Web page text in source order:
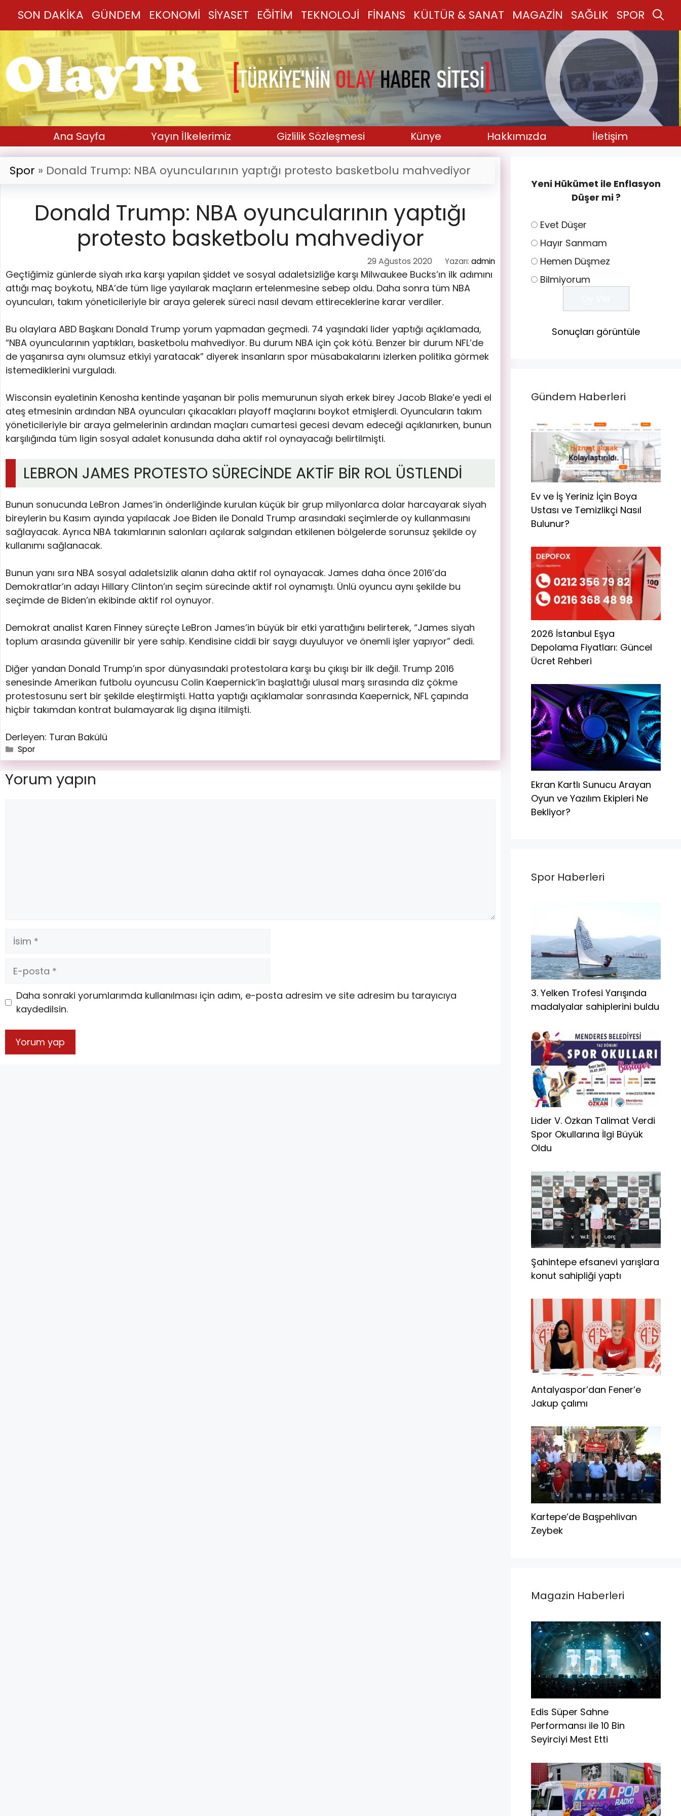
SON DAKİKA GÜNDEM EKONOMİ SİYASET EĞİTİM TEKNOLOJİ FİNANS KÜLTÜR & SANAT MAGAZİN SAĞLIK SPOR
Ana Sayfa Yayın İlkelerimiz Gizlilik Sözleşmesi Künye Hakkımızda İletişim
Spor » Donald Trump: NBA oyuncularının yaptığı protesto basketbolu mahvediyor
Donald Trump: NBA oyuncularının yaptığı
protesto basketbolu mahvediyor
29 Ağustos 2020 Yazarı: admin
Geçtiğimiz günlerde siyah ırka karşı yapılan şiddet ve sosyal adaletsizliğe karşı Milwaukee Bucks’ın ilk adımını
attığı maç boykotu, NBA’de tüm lige yayılarak maçların ertelenmesine sebep oldu. Daha sonra tüm NBA
oyuncuları, takım yöneticileriyle bir araya gelerek süreci nasıl devam ettireceklerine karar verdiler.
Bu olaylara ABD Başkanı Donald Trump yorum yapmadan geçmedi. 74 yaşındaki lider yaptığı açıklamada,
“NBA oyuncularının yaptıkları, basketbolu mahvediyor. Bu durum NBA için çok kötü. Benzer bir durum NFL’de
de yaşanırsa aynı olumsuz etkiyi yaratacak” diyerek insanların spor müsabakalarını izlerken politika görmek
istemediklerini vurguladı.
Wisconsin eyaletinin Kenosha kentinde yaşanan bir polis memurunun siyah erkek birey Jacob Blake’e yedi el
ateş etmesinin ardından NBA oyuncuları çıkacakları playoff maçlarını boykot etmişlerdi. Oyuncuların takım
yöneticileriyle bir araya gelmelerinin ardından maçları cumartesi gecesi devam edeceği açıklanırken, bunun
karşılığında tüm ligin sosyal adalet konusunda daha aktif rol oynayacağı belirtilmişti.
LEBRON JAMES PROTESTO SÜRECİNDE AKTİF BİR ROL ÜSTLENDİ
Bunun sonucunda LeBron James’in önderliğinde kurulan küçük bir grup milyonlarca dolar harcayarak siyah
bireylerin bu Kasım ayında yapılacak Joe Biden ile Donald Trump arasındaki seçimlerde oy kullanmasını
sağlayacak. Ayrıca NBA takımlarının salonları açılarak salgından etkilenen bölgelerde sorunsuz şekilde oy
kullanımı sağlanacak.
Bunun yanı sıra NBA sosyal adaletsizlik alanın daha aktif rol oynayacak. James daha önce 2016’da
Demokratlar’ın adayı Hillary Clinton’ın seçim sürecinde aktif rol oynamıştı. Ünlü oyuncu aynı şekilde bu
seçimde de Biden’ın ekibinde aktif rol oynuyor.
Demokrat analist Karen Finney süreçte LeBron James’in büyük bir etki yarattığını belirterek, “James siyah
toplum arasında güvenilir bir yere sahip. Kendisine ciddi bir saygı duyuluyor ve önemli işler yapıyor” dedi.
Diğer yandan Donald Trump’ın spor dünyasındaki protestolara karşı bu çıkışı bir ilk değil. Trump 2016
senesinde Amerikan futbolu oyuncusu Colin Kaepernick’in başlattığı ulusal marş sırasında diz çökme
protestosunu sert bir şekilde eleştirmişti. Hatta yaptığı açıklamalar sonrasında Kaepernick, NFL çapında
hiçbir takımdan kontrat bulamayarak lig dışına itilmişti.
Derleyen: Turan Bakülü
Spor
Yorum yapın
Daha sonraki yorumlarımda kullanılması için adım, e-posta adresim ve site adresim bu tarayıcıya
kaydedilsin.
Yeni Hükümet ile Enflasyon
Düşer mi ?
Evet Düşer
Hayır Sanmam
Hemen Düşmez
Bilmiyorum
Sonuçları görüntüle
Gündem Haberleri
Ev ve İş Yeriniz İçin Boya
Ustası ve Temizlikçi Nasıl
Bulunur?
2026 İstanbul Eşya
Depolama Fiyatları: Güncel
Ücret Rehberi
Ekran Kartlı Sunucu Arayan
Oyun ve Yazılım Ekipleri Ne
Bekliyor?
Spor Haberleri
3. Yelken Trofesi Yarışında
madalyalar sahiplerini buldu
Lider V. Özkan Talimat Verdi
Spor Okullarına İlgi Büyük
Oldu
Şahintepe efsanevi yarışlara
konut sahipliği yaptı
Antalyaspor’dan Fener’e
Jakup çalımı
Kartepe’de Başpehlivan
Zeybek
Magazin Haberleri
Edis Süper Sahne
Performansı ile 10 Bin
Seyirciyi Mest Etti